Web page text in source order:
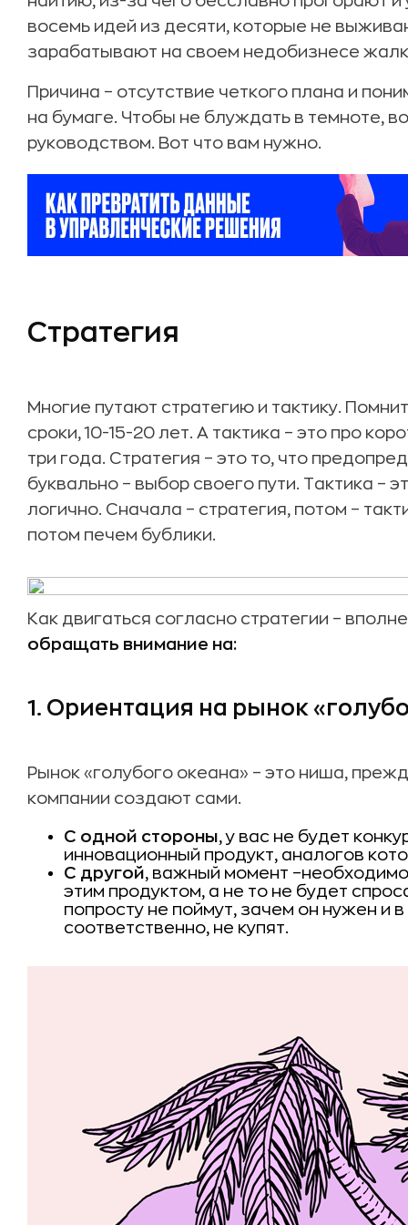
восемь идей из десяти, которые не
зарабатывают на своем недобизнесе
Причина – отсутствие четкого плана и
на бумаге. Чтобы не блуждать в темноте,
руководством. Вот что вам нужно.
Стратегия
Многие путают стратегию и тактику.
сроки, 10-15-20 лет. А тактика – это про
три года. Стратегия – это то, что
буквально – выбор своего пути. Тактика –
логично. Сначала – стратегия, потом –
потом печем бублики.
Как двигаться согласно стратегии –
обращать внимание на:
1. Ориентация на рынок
Рынок «голубого океана» – это ниша,
компании создают сами.
С одной стороны, у вас не будет
инновационный продукт, аналогов
С другой, важный момент
этим продуктом, а не то не будет
попросту не поймут, зачем он нужен и
соответственно, не купят.